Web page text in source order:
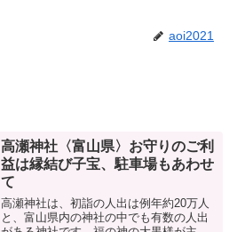
aoi2021
高瀬神社〈富山県〉お守りのご利
益は縁結び子宝、駐車場もあわせ
て
高瀬神社は、初詣の人出は例年約20万人
と、富山県内の神社の中でも有数の人出